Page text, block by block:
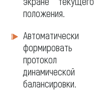
положения.
Автоматически
формировать
протокол
динамической
балансировки.